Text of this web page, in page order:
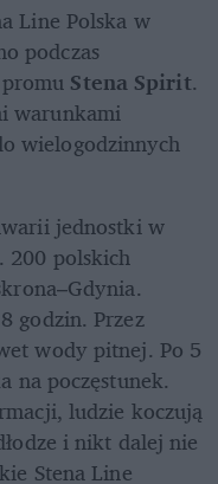
Line Polska w
podczas
Stena Spirit.
warunkami
wielogodzinnych
jednostki w
200 polskich
godzin. Przez
wody pitnej. Po 5
na poczęstunek.
ludzie koczują
i nikt dalej nie
Stena Line